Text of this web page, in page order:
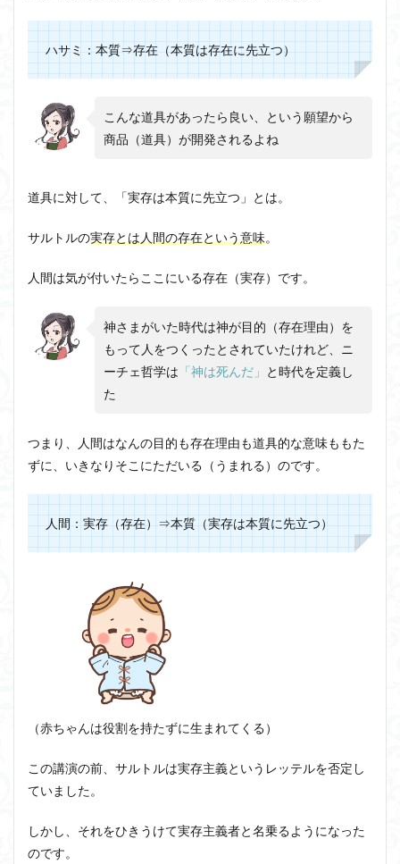
ハサミ：本質⇒存在（本質は存在に先立つ）
こんな道具があったら良い、という願望から
商品（道具）が開発されるよね
道具に対して、「実存は本質に先立つ」とは。
サルトルの実存とは人間の存在という意味。
人間は気が付いたらここにいる存在（実存）です。
神さまがいた時代は神が目的（存在理由）を
もって人をつくったとされていたけれど、ニ
ーチェ哲学は 「神は死んだ」 と時代を定義し
た
つまり、人間はなんの目的も存在理由も道具的な意味ももた
ずに、いきなりそこにただいる（うまれる）のです。
人間：実存（存在）⇒本質（実存は本質に先立つ）
（赤ちゃんは役割を持たずに生まれてくる）
この講演の前、サルトルは実存主義というレッテルを否定し
ていました。
しかし、それをひきうけて実存主義者と名乗るようになった
のです。